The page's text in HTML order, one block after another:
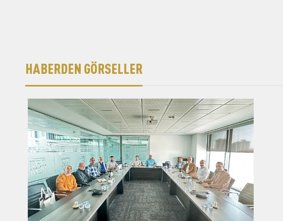
HABERDEN GÖRSELLER